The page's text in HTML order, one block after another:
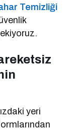
Temizliği
yeri